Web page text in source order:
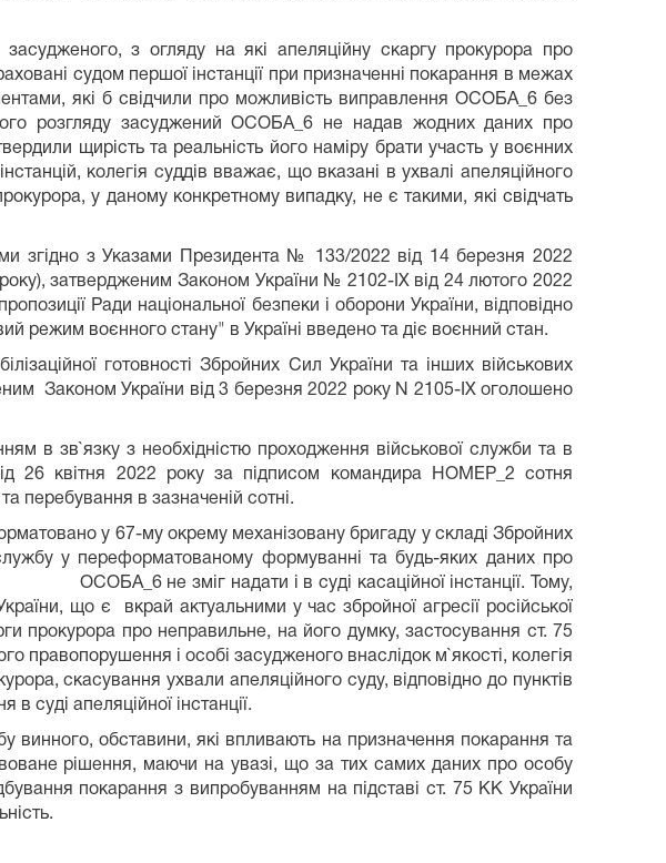
засудженого, з огляду на які апеляційну скаргу прокурора про
судом першої інстанції при призначенні покарання в межах
які б свідчили про можливість виправлення ОСОБА_6 без
розгляду засуджений ОСОБА_6 не надав жодних даних про
щирість та реальність його наміру брати участь у воєнних
колегія суддів вважає, що вказані в ухвалі апеляційного
у даному конкретному випадку, не є такими, які свідчать
згідно з Указами Президента № 133/2022 від 14 березня 2022
затвердженим Законом України № 2102-IX від 24 лютого 2022
Ради національної безпеки і оборони України, відповідно
режим воєнного стану" в Україні введено та діє воєнний стан.
готовності Збройних Сил України та інших військових
Законом України від 3 березня 2022 року N 2105-IX оголошено
в зв`язку з необхідністю проходження військової служби та в
26 квітня 2022 року за підписом командира НОМЕР_2 сотня
перебування в зазначеній сотні.
у 67-му окрему механізовану бригаду у складі Збройних
у переформатованому формуванні та будь-яких даних про
ОСОБА_6 не зміг надати і в суді касаційної інстанції. Тому,
що є вкрай актуальними у час збройної агресії російської
прокурора про неправильне, на його думку, застосування ст. 75
правопорушення і особі засудженого внаслідок м`якості, колегія
скасування ухвали апеляційного суду, відповідно до пунктів
суді апеляційної інстанції.
винного, обставини, які впливають на призначення покарання та
рішення, маючи на увазі, що за тих самих даних про особу
покарання з випробуванням на підставі ст. 75 КК України